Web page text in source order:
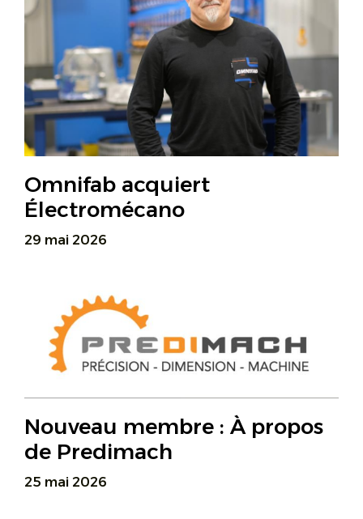
Omnifab acquiert
Électromécano
29 mai 2026
Nouveau membre : À propos
de Predimach
25 mai 2026